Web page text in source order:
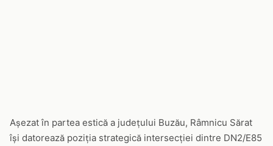
Așezat în partea estică a județului Buzău, Râmnicu Sărat
își datorează poziția strategică intersecției dintre DN2/E85